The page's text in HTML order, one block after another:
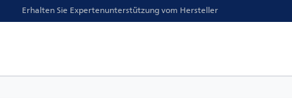
Erhalten Sie Expertenunterstützung vom Hersteller